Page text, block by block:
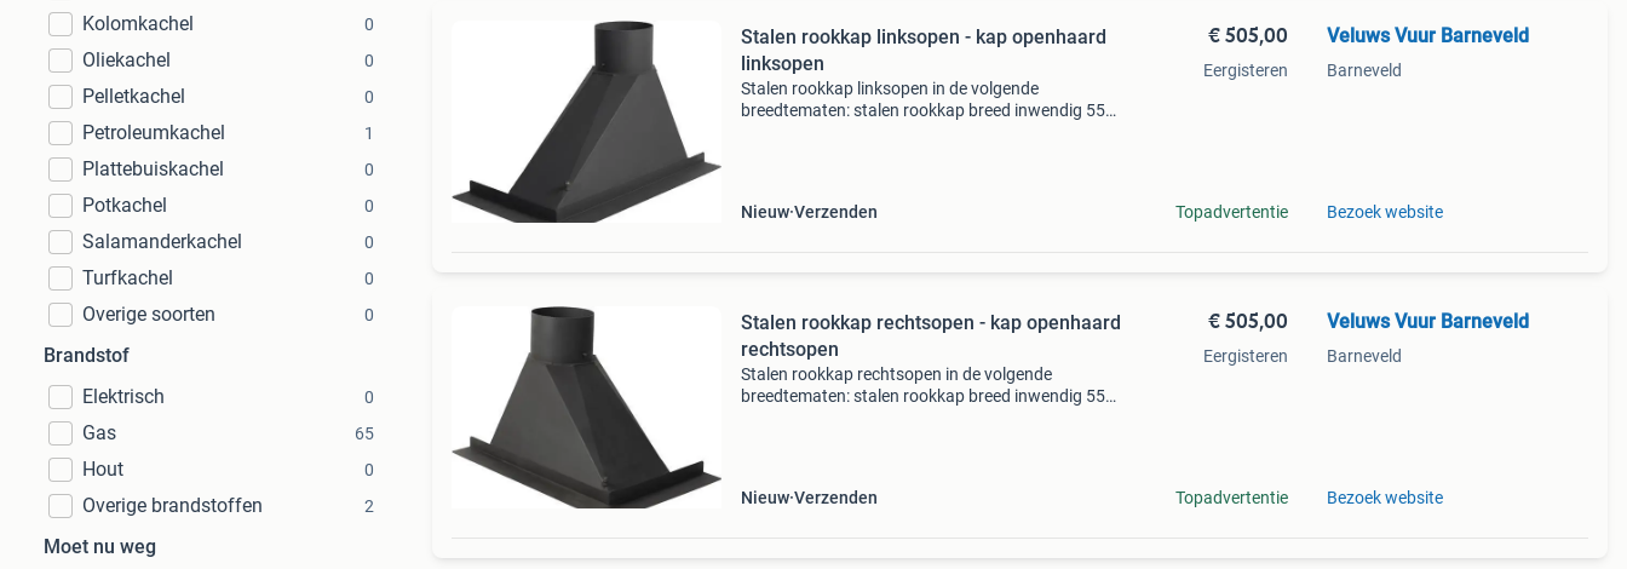
Kolomkachel 0
Oliekachel 0
Pelletkachel 0
Petroleumkachel 1
Plattebuiskachel 0
Potkachel 0
Salamanderkachel 0
Turfkachel 0
Overige soorten 0
Brandstof
Elektrisch
0
Gas 65
Hout 0
Overige brandstoffen 2
Moet nu weg
Stalen rookkap linksopen - kap openhaard
linksopen
Stalen rookkap linksopen in de volgende
breedtematen: stalen rookkap breed inwendig 555
Nieuw Verzenden
€ 505,00
Eergisteren
Topadvertentie
Veluws Vuur Barneveld
Barneveld
Bezoek website
Stalen rookkap rechtsopen - kap openhaard
rechtsopen
Stalen rookkap rechtsopen in de volgende
breedtematen: stalen rookkap breed inwendig 555
Nieuw Verzenden
€ 505,00
Eergisteren
Topadvertentie
Veluws Vuur Barneveld
Barneveld
Bezoek website